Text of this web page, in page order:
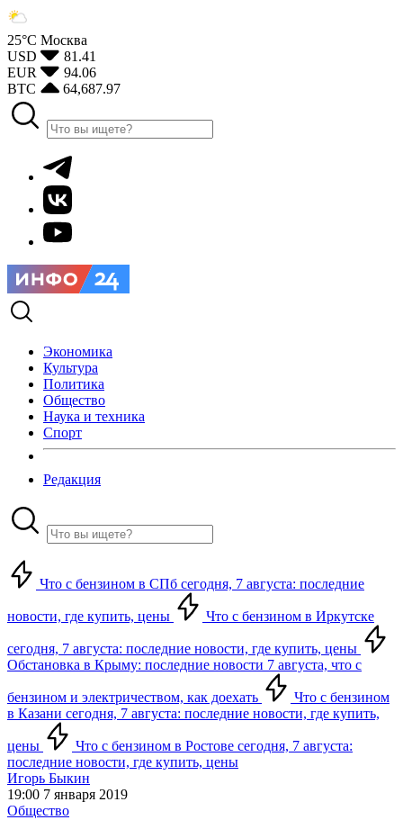
25°С Москва
USD
81.41
EUR
94.06
BTC
64,687.97
Экономика
Культура
Политика
Общество
Наука и техника
Спорт
Редакция
Что с бензином в СПб сегодня, 7 августа: последние
новости, где купить, цены Что с бензином в Иркутске
сегодня, 7 августа: последние новости, где купить, цены
Обстановка в Крыму: последние новости 7 августа, что с
бензином и электричеством, как доехать
Что с бензином
в Казани сегодня, 7 августа: последние новости, где купить,
цены
Что с бензином в Ростове сегодня, 7 августа:
последние новости, где купить, цены
Игорь Быкин
19:00 7 января 2019
Общество